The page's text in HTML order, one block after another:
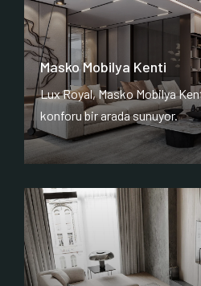
Masko Mobilya Kenti
Lux Royal, Masko Mobilya
konforu bir arada sunuyor.